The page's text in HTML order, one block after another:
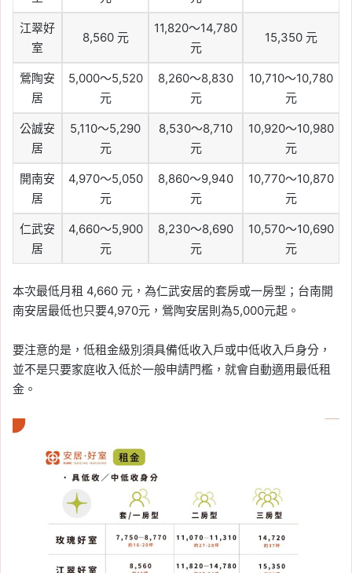
江翠好
室
8,560 元
11,820～14,780
元
15,350 元
鶯陶安
居
5,000～5,520
元
8,260～8,830
元
10,710～10,780
元
公誠安
居
5,110～5,290
元
8,530～8,710
元
10,920～10,980
元
開南安
居
4,970～5,050
元
8,860～9,940
元
10,770～10,870
元
仁武安
居
4,660～5,900
元
8,230～8,690
元
10,570～10,690
元
本次最低月租 4,660 元，為仁武安居的套房或一房型；台南開
南安居最低也只要4,970元，鶯陶安居則為5,000元起。
要注意的是，低租金級別須具備低收入戶或中低收入戶身分，
並不是只要家庭收入低於一般申請門檻，就會自動適用最低租
金。